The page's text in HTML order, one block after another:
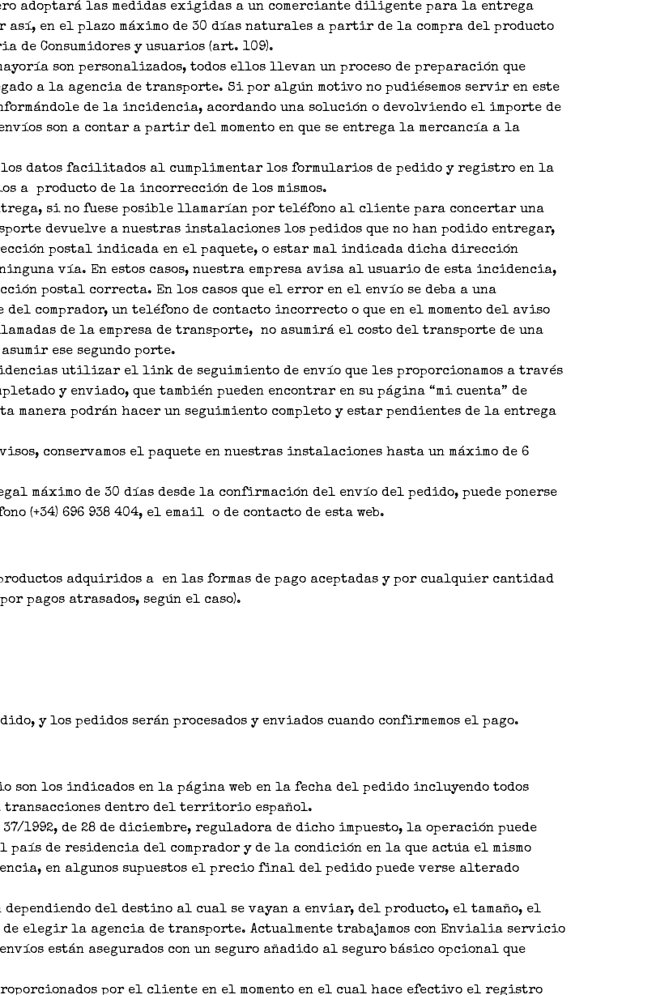
adoptará las medidas exigidas a un comerciante diligente para la entrega
así, en el plazo máximo de 30 días naturales a partir de la compra del producto
de Consumidores y usuarios (art. 109).
son personalizados, todos ellos llevan un proceso de preparación que
a la agencia de transporte. Si por algún motivo no pudiésemos servir en este
de la incidencia, acordando una solución o devolviendo el importe de
son a contar a partir del momento en que se entrega la mercancía a la
datos facilitados al cumplimentar los formularios de pedido y registro en la
a producto de la incorrección de los mismos.
si no fuese posible llamarían por teléfono al cliente para concertar una
devuelve a nuestras instalaciones los pedidos que no han podido entregar,
postal indicada en el paquete, o estar mal indicada dicha dirección
vía. En estos casos, nuestra empresa avisa al usuario de esta incidencia,
postal correcta. En los casos que el error en el envío se deba a una
comprador, un teléfono de contacto incorrecto o que en el momento del aviso
de la empresa de transporte, no asumirá el costo del transporte de una
ese segundo porte.
utilizar el link de seguimiento de envío que les proporcionamos a través
y enviado, que también pueden encontrar en su página “mi cuenta” de
manera podrán hacer un seguimiento completo y estar pendientes de la entrega
conservamos el paquete en nuestras instalaciones hasta un máximo de 6
máximo de 30 días desde la confirmación del envío del pedido, puede ponerse
(+34) 696 938 404, el email o de contacto de esta web.
adquiridos a en las formas de pago aceptadas y por cualquier cantidad
pagos atrasados, según el caso).
y los pedidos serán procesados y enviados cuando confirmemos el pago.
son los indicados en la página web en la fecha del pedido incluyendo todos
transacciones dentro del territorio español.
1992, de 28 de diciembre, reguladora de dicho impuesto, la operación puede
de residencia del comprador y de la condición en la que actúa el mismo
en algunos supuestos el precio final del pedido puede verse alterado
dependiendo del destino al cual se vayan a enviar, del producto, el tamaño, el
de elegir la agencia de transporte. Actualmente trabajamos con Envialia servicio
están asegurados con un seguro añadido al seguro básico opcional que
por el cliente en el momento en el cual hace efectivo el registro